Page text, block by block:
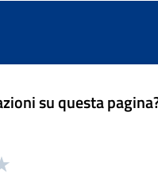
su questa